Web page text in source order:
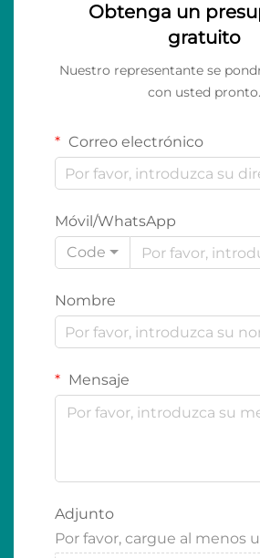
Obtenga un
gratuito
Nuestro representante se
con usted pronto.
Correo electrónico
Móvil/WhatsApp
Code
Nombre
Mensaje
Adjunto
Por favor, cargue al menos